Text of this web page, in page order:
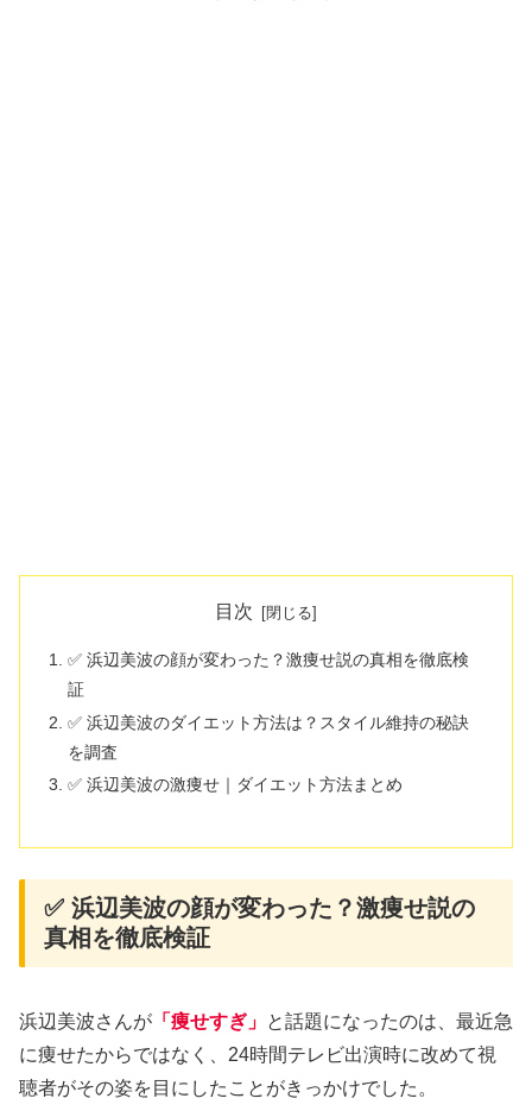
目次
✅ 浜辺美波の顔が変わった？激痩せ説の真相を徹底検
証
✅ 浜辺美波のダイエット方法は？スタイル維持の秘訣
を調査
✅ 浜辺美波の激痩せ｜ダイエット方法まとめ
✅ 浜辺美波の顔が変わった？激痩せ説の
真相を徹底検証
浜辺美波さんが 「痩せすぎ」 と話題になったのは、最近急
に痩せたからではなく、24時間テレビ出演時に改めて視
聴者がその姿を目にしたことがきっかけでした。